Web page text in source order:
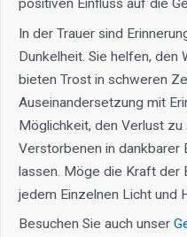
positiven Einfluss auf die
In der Trauer sind
Dunkelheit. Sie helfen, den
bieten Trost in schweren
Auseinandersetzung mit
Möglichkeit, den Verlust
Verstorbenen in dankbarer
lassen. Möge die Kraft der
jedem Einzelnen Licht und
Besuchen Sie auch unser